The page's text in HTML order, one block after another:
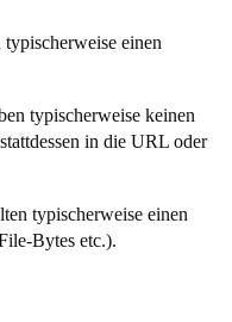
typischerweise einen
typischerweise keinen
in die URL oder
typischerweise einen
Bytes etc.).